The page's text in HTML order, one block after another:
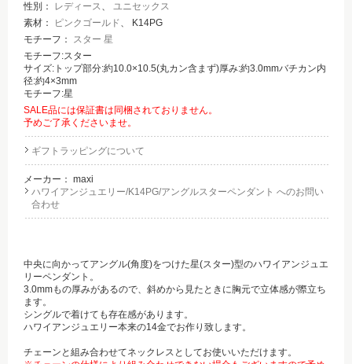
性別：
レディース、 ユニセックス
素材：
ピンクゴールド、 K14PG
モチーフ： スター 星
モチーフ:スター
サイズ:トップ部分:約10.0×10.5(丸カン含まず)厚み:約3.0mmバチカン内
径:約4×3mm
モチーフ:星
SALE品には保証書は同梱されておりません。
予めご了承くださいませ。
ギフトラッピングについて
メーカー： maxi
ハワイアンジュエリー/K14PG/アングルスターペンダント へのお問い
合わせ
中央に向かってアングル(角度)をつけた星(スター)型のハワイアンジュエ
リーペンダント。
3.0mmもの厚みがあるので、斜めから見たときに胸元で立体感が際立ち
ます。
シングルで着けても存在感があります。
ハワイアンジュエリー本来の14金でお作り致します。
チェーンと組み合わせてネックレスとしてお使いいただけます。